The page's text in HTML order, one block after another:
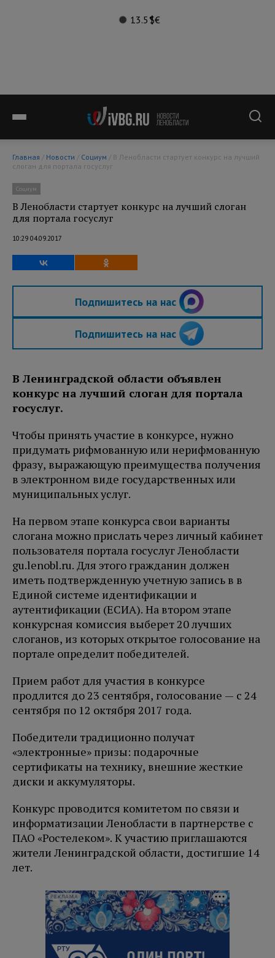
13.5°$€
Главная / Новости / Социум
слоган для портала госуслуг
Социум
В Ленобласти стартует конкурс на лучший слоган
для портала госуслуг
10:29 04.09.2017
Подпишитесь на нас
Подпишитесь на нас
В Ленинградской области объявлен
конкурс на лучший слоган для портала
госуслуг.
Чтобы принять участие в конкурсе, нужно
придумать рифмованную или нерифмованную
фразу, выражающую преимущества получения
в электронном виде государственных или
муниципальных услуг.
На первом этапе конкурса свои варианты
слогана можно прислать через личный кабинет
пользователя портала госуслуг Ленобласти
gu.lenobl.ru. Для этого гражданин должен
иметь подтвержденную учетную запись в в
Единой системе идентификации и
аутентификации (ЕСИА). На втором этапе
конкурсная комиссия выберет 20 лучших
слоганов, из которых открытое голосование на
портале определит победителей.
Прием работ для участия в конкурсе
продлится до 23 сентября, голосование — с 24
сентября по 12 октября 2017 года.
Победители традиционно получат
«электронные» призы: подарочные
сертификаты на технику, внешние жесткие
диски и аккумуляторы.
Конкурс проводится комитетом по связи и
информатизации Ленобласти в партнерстве с
ПАО «Ростелеком». К участию приглашаются
жители Ленинградской области, достигшие 14
лет.
РЕКЛАМА